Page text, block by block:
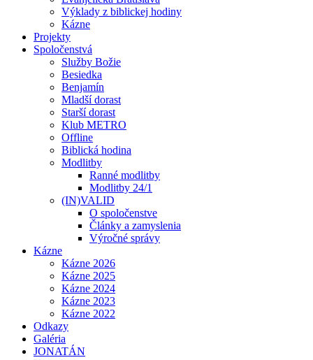
Výklady z biblickej hodiny
Kázne
Projekty
Spoločenstvá
Služby Božie
Besiedka
Benjamín
Mladší dorast
Starší dorast
Klub METRO
Offline
Biblická hodina
Modlitby
Ranné modlitby
Modlitby 24/1
(IN)VALID
O spoločenstve
Články a zamyslenia
Výročné správy
Kázne
Kázne 2026
Kázne 2025
Kázne 2024
Kázne 2023
Kázne 2022
Odkazy
Galéria
JONATÁN